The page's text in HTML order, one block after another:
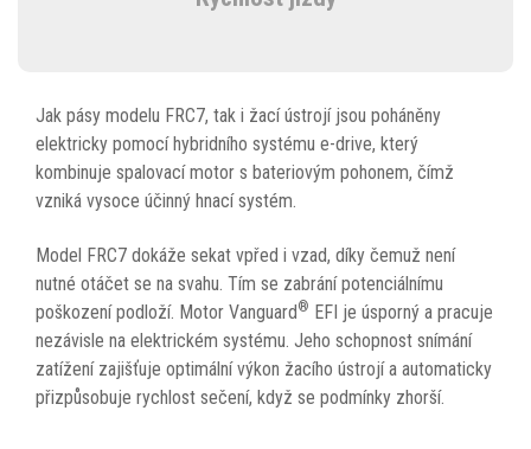
Jak pásy modelu FRC7, tak i žací ústrojí jsou poháněny
elektricky pomocí hybridního systému e-drive, který
kombinuje spalovací motor s bateriovým pohonem, čímž
vzniká vysoce účinný hnací systém.
Model FRC7 dokáže sekat vpřed i vzad, díky čemuž není
nutné otáčet se na svahu. Tím se zabrání potenciálnímu
poškození podloží. Motor Vanguard® EFI je úsporný a pracuje
nezávisle na elektrickém systému. Jeho schopnost snímání
zatížení zajišťuje optimální výkon žacího ústrojí a automaticky
přizpůsobuje rychlost sečení, když se podmínky zhorší.